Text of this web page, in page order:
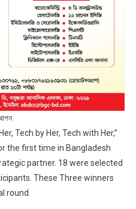
Tech by Her, Tech with Her,”
the first time in Bangladesh
partner. 18 were selected
These Three winners
round.